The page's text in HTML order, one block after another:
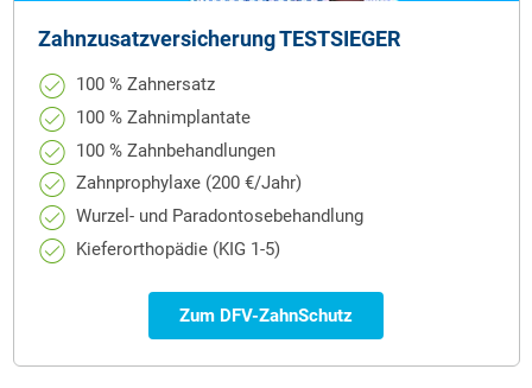
Zahnzusatzversicherung TESTSIEGER
100 % Zahnersatz
100 % Zahnimplantate
100 % Zahnbehandlungen
Zahnprophylaxe (200 €/Jahr)
Wurzel- und Paradontosebehandlung
Kieferorthopädie (KIG 1-5)
Zum DFV-ZahnSchutz